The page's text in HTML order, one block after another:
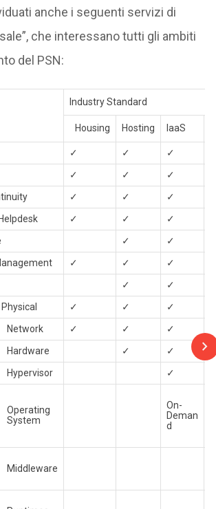
anche i seguenti servizi di
che interessano tutti gli ambiti
del PSN:
Industry Standard
Housing Hosting IaaS
✓ ✓ ✓
✓ ✓ ✓
✓ ✓ ✓
✓ ✓ ✓
✓ ✓
✓ ✓ ✓
✓ ✓
Physical ✓ ✓ ✓
Network
✓ ✓ ✓
Hardware
✓ ✓
Hypervisor
✓
Operating
System
On-
Deman
d
Middleware